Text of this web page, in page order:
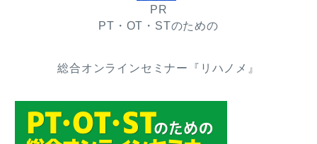
PR
PT・OT・STのための
総合オンラインセミナー『リハノメ』